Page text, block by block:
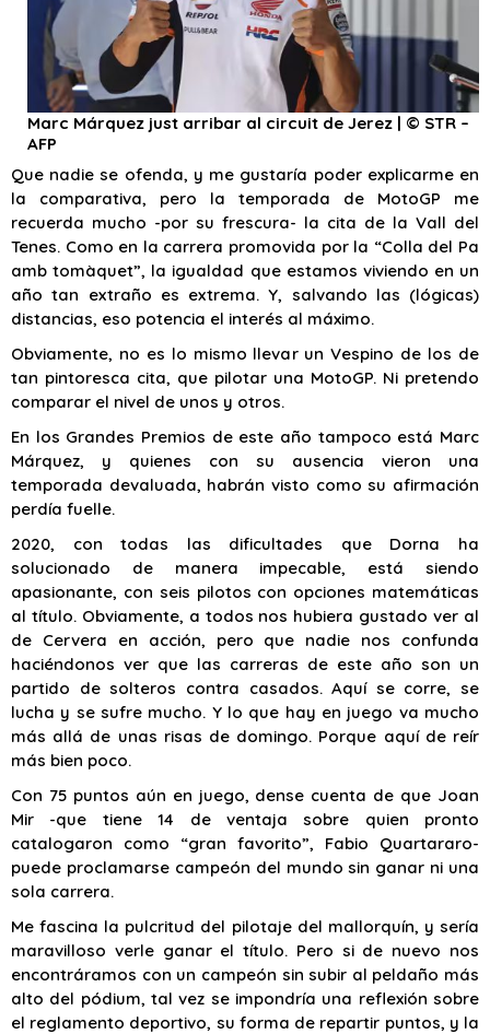
Marc Márquez just arribar al circuit de Jerez | © STR –
AFP
Que nadie se ofenda, y me gustaría poder explicarme en
la comparativa, pero la temporada de MotoGP me
recuerda mucho -por su frescura- la cita de la Vall del
Tenes. Como en la carrera promovida por la “Colla del Pa
amb tomàquet”, la igualdad que estamos viviendo en un
año tan extraño es extrema. Y, salvando las (lógicas)
distancias, eso potencia el interés al máximo.
Obviamente, no es lo mismo llevar un Vespino de los de
tan pintoresca cita, que pilotar una MotoGP. Ni pretendo
comparar el nivel de unos y otros.
En los Grandes Premios de este año tampoco está Marc
Márquez, y quienes con su ausencia vieron una
temporada devaluada, habrán visto como su afirmación
perdía fuelle.
2020, con todas las dificultades que Dorna ha
solucionado de manera impecable, está siendo
apasionante, con seis pilotos con opciones matemáticas
al título. Obviamente, a todos nos hubiera gustado ver al
de Cervera en acción, pero que nadie nos confunda
haciéndonos ver que las carreras de este año son un
partido de solteros contra casados. Aquí se corre, se
lucha y se sufre mucho. Y lo que hay en juego va mucho
más allá de unas risas de domingo. Porque aquí de reír
más bien poco.
Con 75 puntos aún en juego, dense cuenta de que Joan
Mir -que tiene 14 de ventaja sobre quien pronto
catalogaron como “gran favorito”, Fabio Quartararo-
puede proclamarse campeón del mundo sin ganar ni una
sola carrera.
Me fascina la pulcritud del pilotaje del mallorquín, y sería
maravilloso verle ganar el título. Pero si de nuevo nos
encontráramos con un campeón sin subir al peldaño más
alto del pódium, tal vez se impondría una reflexión sobre
el reglamento deportivo, su forma de repartir puntos, y la